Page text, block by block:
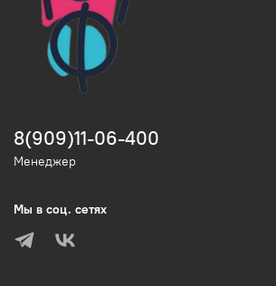
8(909)11-06-400
Менеджер
Мы в соц. сетях